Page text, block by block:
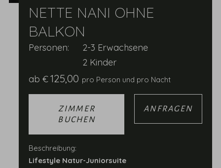
NETTE NANI OHNE
BALKON
Personen:
2-3 Erwachsene
2 Kinder
ab€125,00 pro Person und pro Nacht
ZIMMER
BUCHEN
ANFRAGEN
Beschreibung:
Lifestyle Natur-Juniorsuite